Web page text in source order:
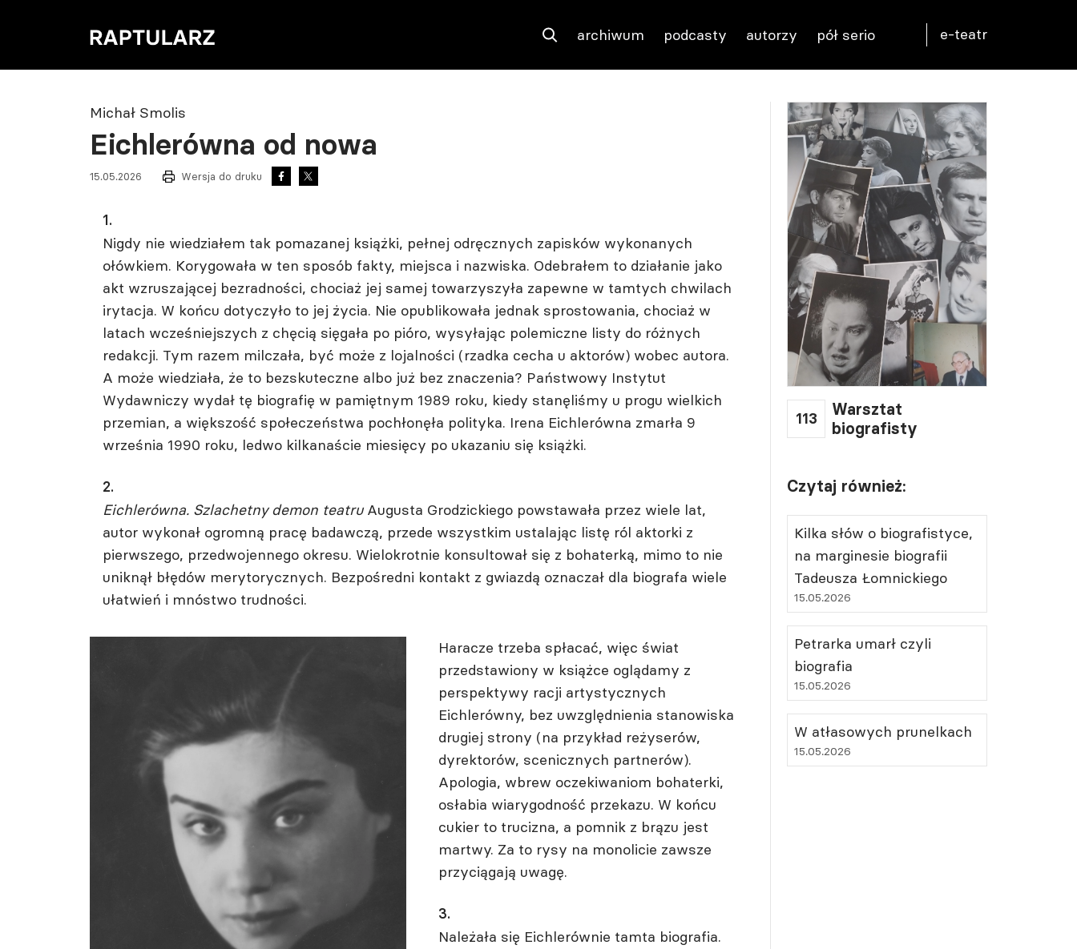
archiwum podcasty autorzy pół serio e-teatr
Michał Smolis
Eichlerówna od nowa
15.05.2026 Wersja do druku
1.
Nigdy nie wiedziałem tak pomazanej książki, pełnej odręcznych zapisków wykonanych
ołówkiem. Korygowała w ten sposób fakty, miejsca i nazwiska. Odebrałem to działanie jako
akt wzruszającej bezradności, chociaż jej samej towarzyszyła zapewne w tamtych chwilach
irytacja. W końcu dotyczyło to jej życia. Nie opublikowała jednak sprostowania, chociaż w
latach wcześniejszych z chęcią sięgała po pióro, wysyłając polemiczne listy do różnych
redakcji. Tym razem milczała, być może z lojalności (rzadka cecha u aktorów) wobec autora.
A może wiedziała, że to bezskuteczne albo już bez znaczenia? Państwowy Instytut
Wydawniczy wydał tę biografię w pamiętnym 1989 roku, kiedy stanęliśmy u progu wielkich
przemian, a większość społeczeństwa pochłonęła polityka. Irena Eichlerówna zmarła 9
września 1990 roku, ledwo kilkanaście miesięcy po ukazaniu się książki.
2.
Eichlerówna. Szlachetny demon teatru Augusta Grodzickiego powstawała przez wiele lat,
autor wykonał ogromną pracę badawczą, przede wszystkim ustalając listę ról aktorki z
pierwszego, przedwojennego okresu. Wielokrotnie konsultował się z bohaterką, mimo to nie
uniknął błędów merytorycznych. Bezpośredni kontakt z gwiazdą oznaczał dla biografa wiele
ułatwień i mnóstwo trudności.
Haracze trzeba spłacać, więc świat
przedstawiony w książce oglądamy z
perspektywy racji artystycznych
Eichlerówny, bez uwzględnienia stanowiska
drugiej strony (na przykład reżyserów,
dyrektorów, scenicznych partnerów).
Apologia, wbrew oczekiwaniom bohaterki,
osłabia wiarygodność przekazu. W końcu
cukier to trucizna, a pomnik z brązu jest
martwy. Za to rysy na monolicie zawsze
przyciągają uwagę.
3.
Należała się Eichlerównie tamta biografia.
113
Warsztat
biografisty
Czytaj również:
Kilka słów o biografistyce,
na marginesie biografii
Tadeusza Łomnickiego
15.05.2026
Petrarka umarł czyli
biografia
15.05.2026
W atłasowych prunelkach
15.05.2026